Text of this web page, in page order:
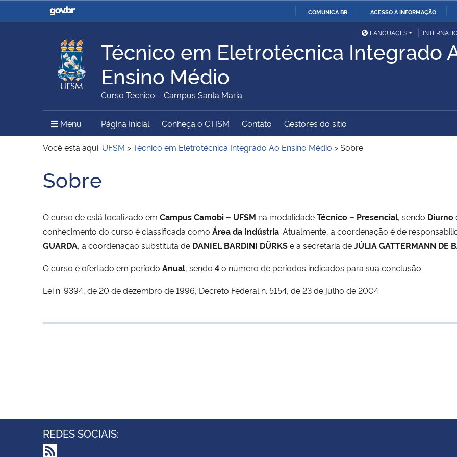
O
COMUNICA BR ACESSO À INFORMAÇÃO
Casa Civil
Ministério da Justiça e
Ministério da Defesa
Ministério das Relações
Exteriores
Ministério da Agricultura,
Pecuária e Abastecimento
Ministério da Educação Ministério da Cidadania Ministério da Saúde
Secretaria de Governo
LANGUAGES
Técnico em Eletrotécnica Integrado
Ensino Médio
Curso Técnico – Campus Santa Maria
Menu Menu Principal do Sítio
Página Inicial Conheça o CTISM Contato Gestores do sítio
Você está aqui: UFSM >Técnico em Eletrotécnica Integrado Ao Ensino Médio >Sobre
Início do conteúdo
Sobre
O curso deestá localizado em Campus Camobi – UFSM na modalidadeTécnico – Presencial, sendo Diurno
conhecimento do curso é classificada como Área da Indústria. Atualmente, a coordenação é de
GUARDA, a coordenação substituta de DANIEL BARDINI DÜRKSe a secretaria deJÚLIA GATTERMANN DE
O curso é ofertado em período Anual, sendo 4o número de períodos indicados para sua conclusão.
Lei n. 9394, de 20 de dezembro de 1996, Decreto Federal n. 5154, de 23 de julho de 2004.
REDES SOCIAIS: